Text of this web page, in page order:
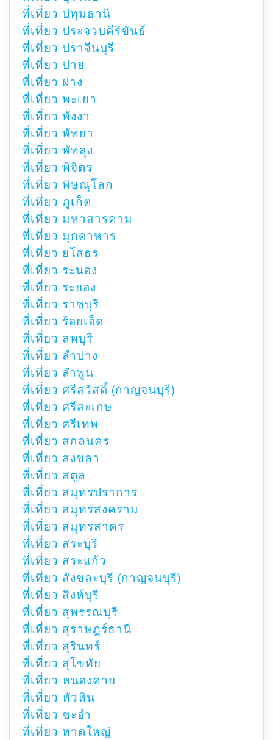
ที่เที่ยว ปทุมธานี
ที่เที่ยว ประจวบคีรีขันธ์
ที่เที่ยว ปราจีนบุรี
ที่เที่ยว ปาย
ที่เที่ยว ฝาง
ที่เที่ยว พะเยา
ที่เที่ยว พังงา
ที่เที่ยว พัทยา
ที่เที่ยว พัทลุง
ที่เที่ยว พิจิตร
ที่เที่ยว พิษณุโลก
ที่เที่ยว ภูเก็ต
ที่เที่ยว มหาสารคาม
ที่เที่ยว มุกดาหาร
ที่เที่ยว ยโสธร
ที่เที่ยว ระนอง
ที่เที่ยว ระยอง
ที่เที่ยว ราชบุรี
ที่เที่ยว ร้อยเอ็ด
ที่เที่ยว ลพบุรี
ที่เที่ยว ลำปาง
ที่เที่ยว ลำพูน
ที่เที่ยว ศรีสวัสดิ์ (กาญจนบุรี)
ที่เที่ยว ศรีสะเกษ
ที่เที่ยว ศรีเทพ
ที่เที่ยว สกลนคร
ที่เที่ยว สงขลา
ที่เที่ยว สตูล
ที่เที่ยว สมุทรปราการ
ที่เที่ยว สมุทรสงคราม
ที่เที่ยว สมุทรสาคร
ที่เที่ยว สระบุรี
ที่เที่ยว สระแก้ว
ที่เที่ยว สังขละบุรี (กาญจนบุรี)
ที่เที่ยว สิงห์บุรี
ที่เที่ยว สุพรรณบุรี
ที่เที่ยว สุราษฎร์ธานี
ที่เที่ยว สุรินทร์
ที่เที่ยว สุโขทัย
ที่เที่ยว หนองคาย
ที่เที่ยว หัวหิน
ที่เที่ยว ชะอำ
ที่เที่ยว หาดใหญ่